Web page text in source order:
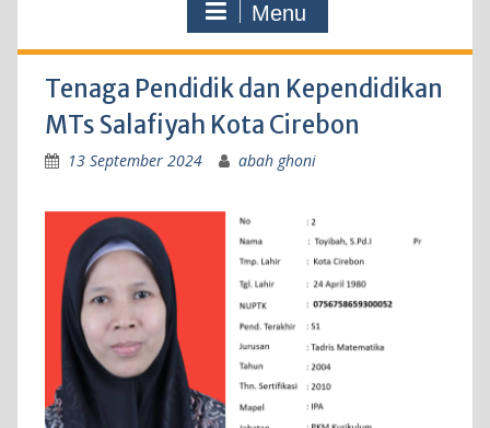
Menu
Tenaga Pendidik dan Kependidikan
MTs Salafiyah Kota Cirebon
13 September 2024 abah ghoni